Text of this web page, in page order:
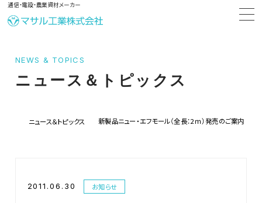
通信・電設・農業資材メーカー
NEWS & TOPICS
ニュース＆トピックス
ニュース＆トピックス 新製品ニュー・エフモール（全長：2ｍ）発売のご案内
2011.06.30 お知らせ